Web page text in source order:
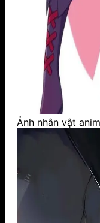
Ảnh nhân vật